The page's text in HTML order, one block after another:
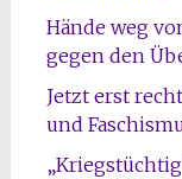
Hände weg
gegen den
Jetzt erst
und